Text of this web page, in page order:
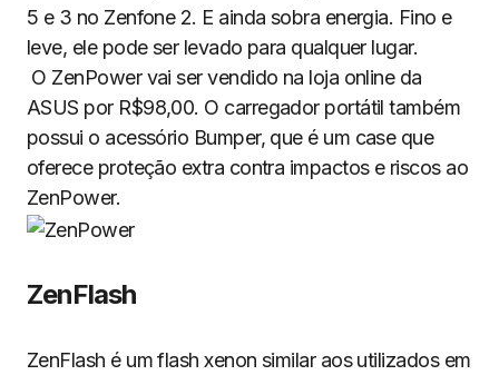
5 e 3 no Zenfone 2. E ainda sobra energia. Fino e
leve, ele pode ser levado para qualquer lugar.
O ZenPower vai ser vendido na loja online da
ASUS por R$98,00. O carregador portátil também
possui o acessório Bumper, que é um case que
oferece proteção extra contra impactos e riscos ao
ZenPower.
ZenFlash
ZenFlash é um flash xenon similar aos utilizados em